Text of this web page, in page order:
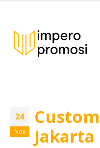
24
Nov
Jakarta